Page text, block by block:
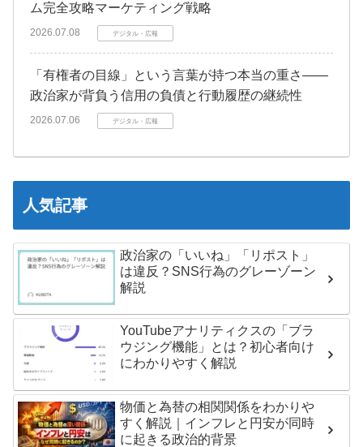
ム完全攻略マーケティング戦略
2026.07.08 デジタル・広報
「有権者の目線」という言葉が持つ本当の重さ――
政治家が背負う信用の負債と行動履歴の継続性
2026.07.06 デジタル・広報
人気記事
政治家の「いいね」「リポスト」
は違反？SNS行為のグレーゾーン
解説
YouTubeアナリティクスの「ブラ
ウジング機能」とは？初心者向け
にわかりやすく解説
物価と為替の相関関係をわかりや
すく解説｜インフレと円安が同時
に起きる政治的背景